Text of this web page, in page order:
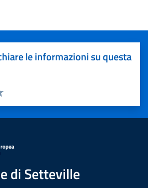
le informazioni su questa
5 stelle su 5
4 stelle su 5
su 5
su 5
di Setteville